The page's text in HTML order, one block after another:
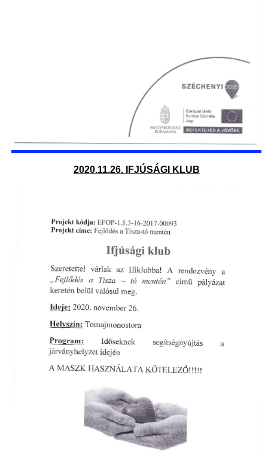
2020.11.26. IFJÚSÁGI KLUB